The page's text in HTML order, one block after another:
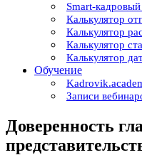
Smart-кадровый
Калькулятор
Калькулятор
Калькулятор
Калькулятор
Обучение
Записи
Доверенность